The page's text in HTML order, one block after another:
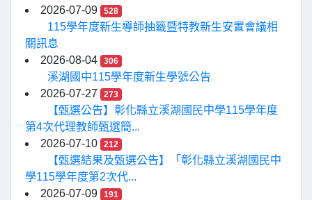
2026-07-09
528
115學年度新生導師抽籤暨特教新生安置會議相
關訊息
2026-08-04
306
溪湖國中115學年度新生學號公告
2026-07-27
273
【甄選公告】彰化縣立溪湖國民中學115學年度
第4次代理教師甄選簡...
2026-07-10
212
【甄選結果及甄選公告】「彰化縣立溪湖國民中
學115學年度第2次代...
2026-07-09
191